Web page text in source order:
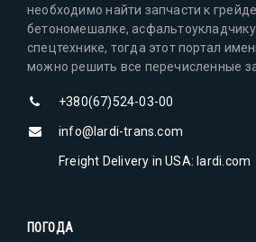
необходимо найти запчасти к
бетономешалке,
спецтехнике, тогда этот портал
можно решить все перечисленные
+380(67)524-03-00
info@lardi-trans.com
Freight Delivery in USA: lardi.com
ПОГОДА